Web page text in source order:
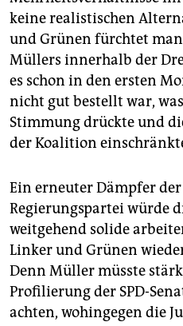
Prozent.
keine realistischen
und Grünen fürchtet
Müllers innerhalb der
es schon in den ersten
nicht gut bestellt war,
Stimmung drückte und
der Koalition
Ein erneuter Dämpfer
Regierungspartei würde
weitgehend solide
Linker und Grünen
Denn Müller müsste
Profilierung der SPD-
achten, wohingegen die